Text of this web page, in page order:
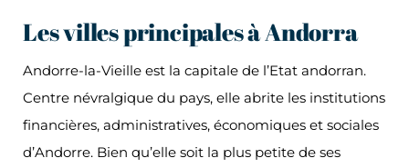
Les villes principales à Andorra
Andorre-la-Vieille est la capitale de l’Etat andorran.
Centre névralgique du pays, elle abrite les institutions
financières, administratives, économiques et sociales
d’Andorre. Bien qu’elle soit la plus petite de ses